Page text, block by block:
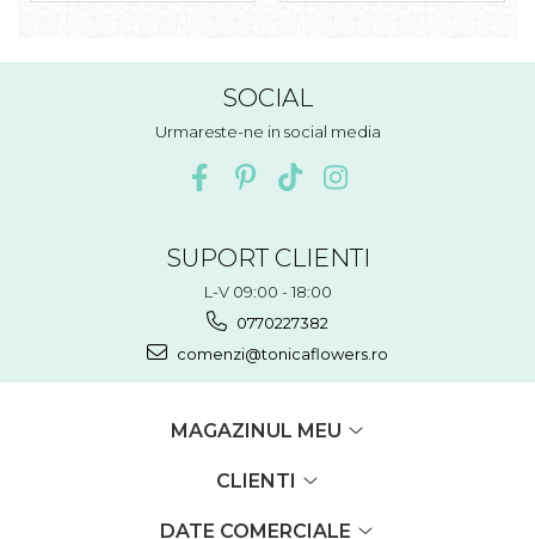
SOCIAL
Urmareste-ne in social media
SUPORT CLIENTI
L-V 09:00 - 18:00
0770227382
comenzi@tonicaflowers.ro
MAGAZINUL MEU
CLIENTI
DATE COMERCIALE